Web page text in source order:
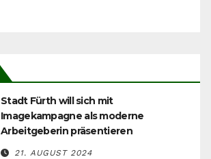
Stadt Fürth will sich mit
Imagekampagne als moderne
Arbeitgeberin präsentieren
21. AUGUST 2024